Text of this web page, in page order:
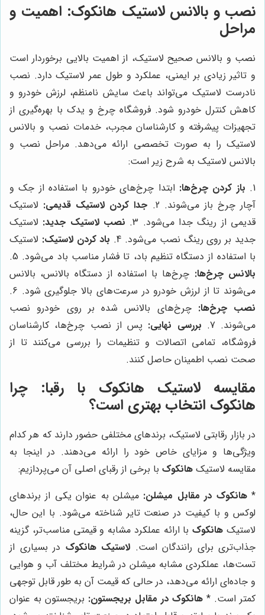
نصب و بالانس لاستیک هانکوک: اهمیت و
مراحل
نصب و بالانس صحیح لاستیک، از اهمیت بالایی برخوردار است
و تاثیر زیادی بر ایمنی، عملکرد و طول عمر لاستیک دارد. نصب
نادرست لاستیک می‌تواند باعث سایش نامنظم، لرزش خودرو و
کاهش کنترل خودرو شود. فروشگاه چرخ و یدک با بهره‌گیری از
تجهیزات پیشرفته و کارشناسان مجرب، خدمات نصب و بالانس
لاستیک را به صورت تخصصی ارائه می‌دهد. مراحل نصب و
بالانس لاستیک به شرح زیر است:
1. باز کردن چرخ‌ها: ابتدا چرخ‌های خودرو با استفاده از جک و
آچار چرخ باز می‌شوند. 2.
جدا کردن لاستیک قدیمی: لاستیک
قدیمی از رینگ جدا می‌شود. 3.
نصب لاستیک جدید: لاستیک
جدید بر روی رینگ نصب می‌شود. 4.
باد کردن لاستیک: لاستیک
با استفاده از دستگاه تنظیم باد، تا فشار مناسب باد می‌شود. 5.
بالانس چرخ‌ها: چرخ‌ها با استفاده از دستگاه بالانس، بالانس
می‌شوند تا از لرزش خودرو در سرعت‌های بالا جلوگیری شود. 6.
نصب چرخ‌ها: چرخ‌های بالانس شده بر روی خودرو نصب
می‌شوند. 7.
بررسی نهایی: پس از نصب چرخ‌ها، کارشناسان
فروشگاه، تمامی اتصالات و تنظیمات را بررسی می‌کنند تا از
صحت نصب اطمینان حاصل کنند.
مقایسه لاستیک هانکوک با رقبا: چرا
هانکوک انتخاب بهتری است؟
در بازار رقابتی لاستیک، برندهای مختلفی حضور دارند که هر کدام
ویژگی‌ها و مزایای خاص خود را ارائه می‌دهند. در اینجا به
مقایسه لاستیک هانکوک با برخی از رقبای اصلی آن می‌پردازیم:
*هانکوک در مقابل میشلن: میشلن به عنوان یکی از برندهای
لوکس و با کیفیت در صنعت تایر شناخته می‌شود. با این حال،
لاستیک هانکوکبا ارائه عملکرد مشابه و قیمتی مناسب‌تر، گزینه
جذاب‌تری برای رانندگان است. لاستیک هانکوک در بسیاری از
تست‌ها، عملکردی مشابه میشلن در شرایط مختلف آب و هوایی
و جاده‌ای ارائه می‌دهد، در حالی که قیمت آن به طور قابل توجهی
کمتر است. * هانکوک در مقابل بریجستون: بریجستون به عنوان